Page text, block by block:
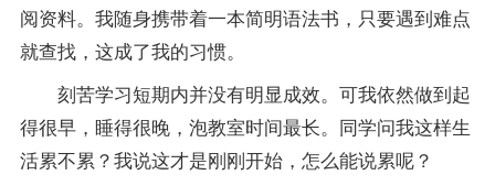
阅资料。我随身携带着一本简明语法书，只要遇到难点
就查找，这成了我的习惯。
刻苦学习短期内并没有明显成效。可我依然做到起
得很早，睡得很晚，泡教室时间最长。同学问我这样生
活累不累？我说这才是刚刚开始，怎么能说累呢？